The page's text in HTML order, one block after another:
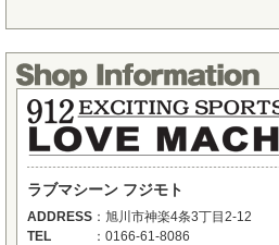
ラブマシーン フジモト
ADDRESS ： 旭川市神楽4条3丁目2-12
TEL
： 0166-61-8086